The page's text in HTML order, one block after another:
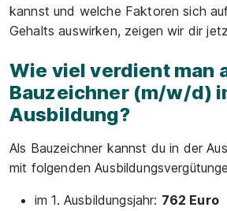
kannst und welche Faktoren sich
Gehalts auswirken, zeigen wir dir
Wie viel verdient man
Bauzeichner (m/w/d)
Ausbildung?
Als Bauzeichner kannst du in der
mit folgenden
im 1. Ausbildungsjahr: 762 Euro